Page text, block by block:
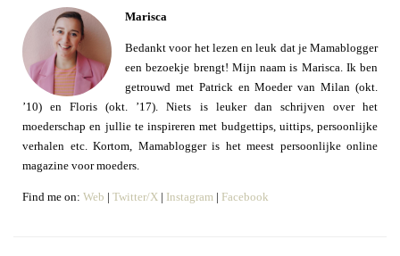
Marisca
Bedankt voor het lezen en leuk dat je Mamablogger
een bezoekje brengt! Mijn naam is Marisca. Ik ben
getrouwd met Patrick en Moeder van Milan (okt.
’10) en Floris (okt. ’17). Niets is leuker dan schrijven over het
moederschap en jullie te inspireren met budgettips, uittips, persoonlijke
verhalen etc. Kortom, Mamablogger is het meest persoonlijke online
magazine voor moeders.
Find me on: Web | Twitter/X | Instagram | Facebook